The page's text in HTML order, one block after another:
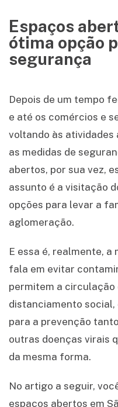
Espaços
ótima opção
segurança
Depois de um tempo
e até os comércios e
voltando às atividades
as medidas de
abertos, por sua vez,
assunto é a visitação
opções para levar a
aglomeração.
E essa é, realmente, a
fala em evitar
permitem a circulação
distanciamento
para a prevenção
outras doenças virais
da mesma forma.
No artigo a seguir,
espaços abertos em